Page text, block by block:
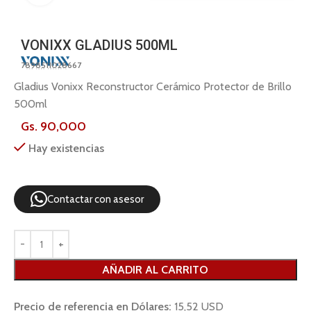
VONIXX GLADIUS 500ML
7898511028667
Gladius Vonixx Reconstructor Cerámico Protector de Brillo
500ml
Gs. 90,000
Hay existencias
Contactar con asesor
AÑADIR AL CARRITO
Precio de referencia en Dólares: 15,52 USD